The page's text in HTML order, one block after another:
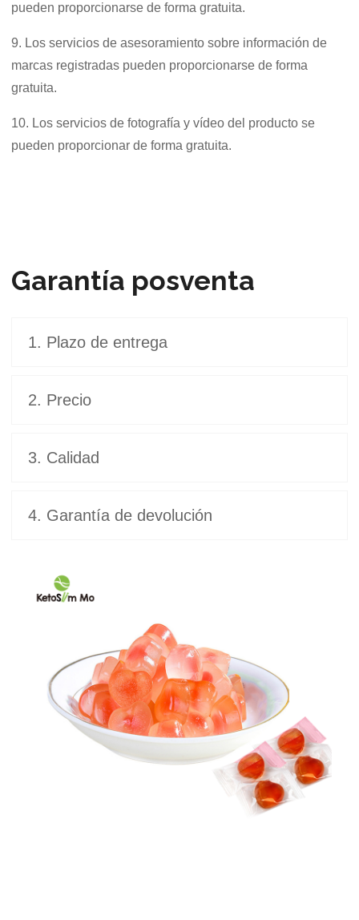
pueden proporcionarse de forma gratuita.
9. Los servicios de asesoramiento sobre información de
marcas registradas pueden proporcionarse de forma
gratuita.
10. Los servicios de fotografía y vídeo del producto se
pueden proporcionar de forma gratuita.
Garantía posventa
1. Plazo de entrega
2. Precio
3. Calidad
4. Garantía de devolución